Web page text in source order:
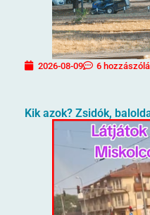
2026-08-09 6
Kik azok? Zsidók,